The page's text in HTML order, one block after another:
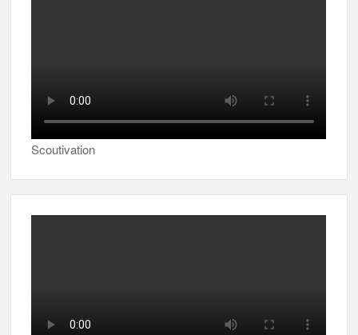
Scoutivation